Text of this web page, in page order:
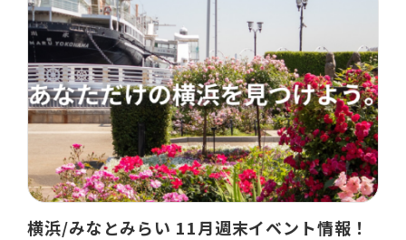
横浜/みなとみらい 11月週末イベント情報！